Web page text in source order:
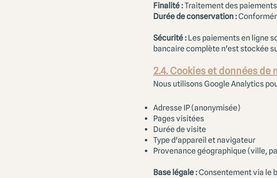
Finalité :Traitement des
Durée de conservation :
Sécurité : Les paiements en ligne
bancaire complète n'est stockée
2.4. Cookies et données
Nous utilisons Google Analytics
Adresse IP (anonymisée)
Pages visitées
Durée de visite
Type d'appareil et navigateur
Provenance géographique (ville,
Base légale :Consentement via le